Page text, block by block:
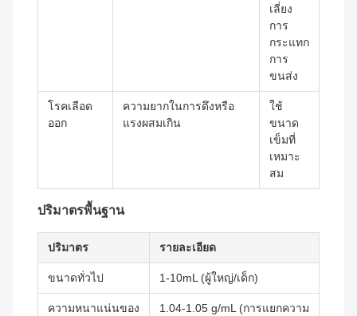
เลี่ยง
การ
กระแทก
การ
ขนส่ง
โรคเลือด
ออก
ความยากในการดึงหรือ
แรงผสมเกิน
ใช้
ขนาด
เข็มที่
เหมาะ
สม
ปริมาตรพื้นฐาน
ปริมาตร รายละเอียด
ขนาดทั่วไป 1-10mL (ผู้ใหญ่/เด็ก)
ความหนาแน่นของ
1.04-1.05 g/mL (การแยกความ